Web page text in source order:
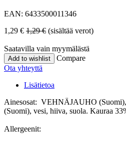
EAN: 6433500011346
1,29 € 1,29€ (sisältää verot)
Saatavilla vain myymälästä
Add to wishlist
Compare
Ota yhteyttä
Lisätietoa
Ainesosat: VEHNÄJAUHO
(Suomi), vesi, hiiva, suola. Kauraa
Allergeenit: